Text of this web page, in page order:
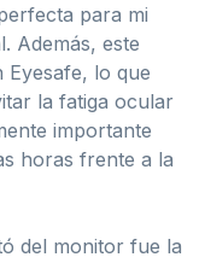
para mi
Además, este
lo que
la fatiga ocular
importante
horas frente a la
del monitor fue la